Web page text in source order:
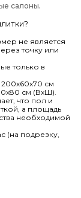
салоны.
не является
точку или
только в
см
см (ВхШ).
что пол и
а площадь
необходимой
(на подрезку,